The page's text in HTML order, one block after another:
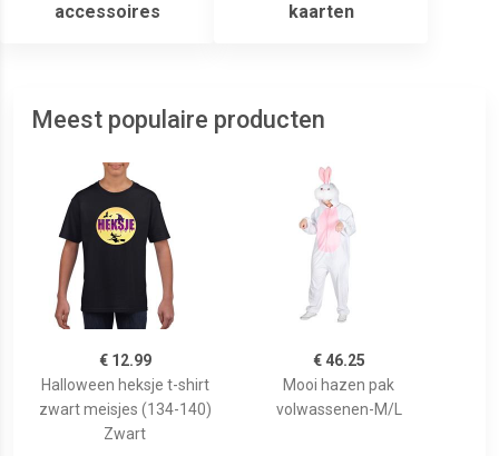
accessoires
kaarten
Meest populaire producten
€ 12.99
Halloween heksje t-shirt
zwart meisjes (134-140)
Zwart
€ 46.25
Mooi hazen pak
volwassenen-M/L